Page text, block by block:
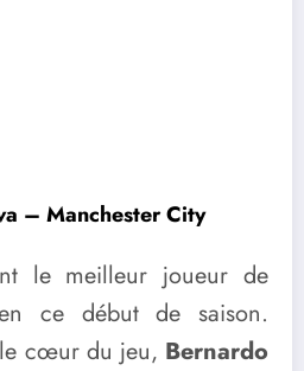
– Manchester City
le meilleur joueur de
ce début de saison.
le cœur du jeu, Bernardo